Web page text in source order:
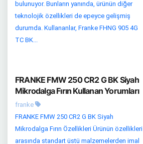
bulunuyor. Bunların yanında, ürünün diğer
teknolojik özellikleri de epeyce gelişmiş
durumda. Kullananlar, Franke FHNG 905 4G
TC BK...
FRANKE FMW 250 CR2 G BK Siyah
Mikrodalga Fırın Kullanan Yorumları
franke
FRANKE FMW 250 CR2 G BK Siyah
Mikrodalga Fırın Özellikleri Ürünün özellikleri
arasında standart üstü malzemelerden imal